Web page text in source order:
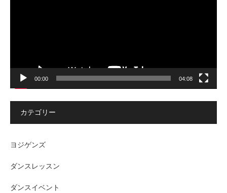
00:00 04:08
カテゴリー
ヨジゲンズ
ダンスレッスン
ダンスイベント